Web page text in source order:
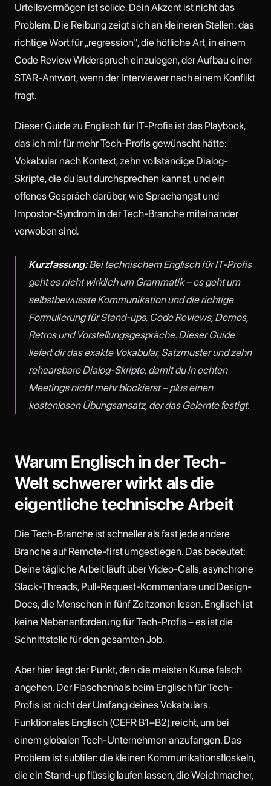
Urteilsvermögen ist solide. Dein Akzent ist nicht das
Problem. Die Reibung zeigt sich an kleineren Stellen: das
richtige Wort für „regression", die höfliche Art, in einem
Code Review Widerspruch einzulegen, der Aufbau einer
STAR-Antwort, wenn der Interviewer nach einem Konflikt
fragt.
Dieser Guide zu Englisch für IT-Profis ist das Playbook,
das ich mir für mehr Tech-Profis gewünscht hätte:
Vokabular nach Kontext, zehn vollständige Dialog-
Skripte, die du laut durchsprechen kannst, und ein
offenes Gespräch darüber, wie Sprachangst und
Impostor-Syndrom in der Tech-Branche miteinander
verwoben sind.
Kurzfassung:Bei technischem Englisch für IT-Profis
geht es nicht wirklich um Grammatik – es geht um
selbstbewusste Kommunikation und die richtige
Formulierung für Stand-ups, Code Reviews, Demos,
Retros und Vorstellungsgespräche. Dieser Guide
liefert dir das exakte Vokabular, Satzmuster und zehn
rehearsbare Dialog-Skripte, damit du in echten
Meetings nicht mehr blockierst – plus einen
kostenlosen Übungsansatz, der das Gelernte festigt.
Warum Englisch in der Tech-
Welt schwerer wirkt als die
eigentliche technische Arbeit
Die Tech-Branche ist schneller als fast jede andere
Branche auf Remote-first umgestiegen. Das bedeutet:
Deine tägliche Arbeit läuft über Video-Calls, asynchrone
Slack-Threads, Pull-Request-Kommentare und Design-
Docs, die Menschen in fünf Zeitzonen lesen. Englisch ist
keine Nebenanforderung für Tech-Profis – es ist die
Schnittstelle für den gesamten Job.
Aber hier liegt der Punkt, den die meisten Kurse falsch
angehen. Der Flaschenhals beim Englisch für Tech-
Profis ist nicht der Umfang deines Vokabulars.
Funktionales Englisch (CEFR B1–B2) reicht, um bei
einem globalen Tech-Unternehmen anzufangen. Das
Problem ist subtiler: die kleinen Kommunikationsfloskeln,
die ein Stand-up flüssig laufen lassen, die Weichmacher,